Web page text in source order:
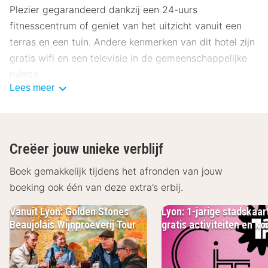
Plezier gegarandeerd dankzij een 24-uurs
fitnesscentrum of geniet van het uitzicht vanuit een
terras en een tuin. Andere kenmerken van dit hotel zijn
gratis wifi en een televisie in de gemeenschappelijke
ruimte.
ATOUT France, het Franse Bureau voor Toerisme, heeft
aan deze accommodatie een officiële
sterrenclassificatie toegekend.
Enkele van de voorzieningen zijn een 24-uurs receptie,
meertalig personeel en een bagageopslagruimte. Plan
je een evenement in Lyon? Kies voor dit hotel met 45
vierkante meter aan ruimte, waaronder een
Lees meer
Creëer jouw unieke verblijf
Boek gemakkelijk tijdens het afronden van jouw
boeking ook één van deze extra’s erbij.
Vanuit Lyon: Golden Stones
Beaujolais Wijnproeverij Tour
Lyon: 1-jarige
gratis activiteiten en